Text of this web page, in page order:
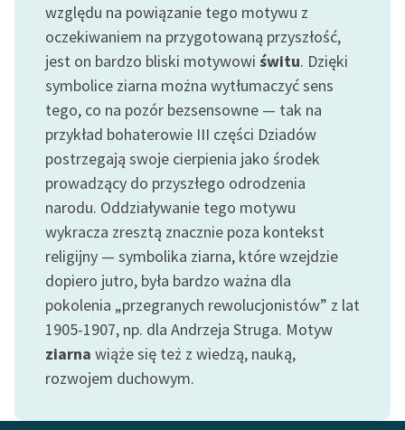
Feministyczne inspiracje.
Popularyzacja
skandynawskiej literatury
feministycznej
Ręce pełne poezji
Kolekcje edukacyjne
twórców przechodzących
do domeny publicznej,
lektur szkolnych oraz
Starego Testamentu
Odkurzamy bohaterów
Szkoła Poezji Wolnych
O nas
Kontakt
względu na powiązanie tego motywu z
oczekiwaniem na przygotowaną przyszłość,
jest on bardzo bliski motywowi świtu. Dzięki
symbolice ziarna można wytłumaczyć sens
tego, co na pozór bezsensowne — tak na
przykład bohaterowie III części Dziadów
postrzegają swoje cierpienia jako środek
prowadzący do przyszłego odrodzenia
narodu. Oddziaływanie tego motywu
wykracza zresztą znacznie poza kontekst
religijny — symbolika ziarna, które wzejdzie
dopiero jutro, była bardzo ważna dla
pokolenia „przegranych rewolucjonistów” z lat
1905-1907, np. dla Andrzeja Struga. Motyw
ziarna wiąże się też z wiedzą, nauką,
rozwojem duchowym.